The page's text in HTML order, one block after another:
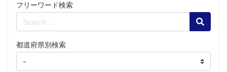
フリーワード検索
Search
都道府県別検索